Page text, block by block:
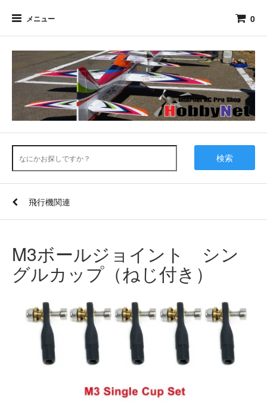
メニュー 0
検索
飛行機関連
M3ボールジョイント シン
グルカップ（ねじ付き）